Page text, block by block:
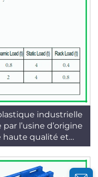
industrielle
l’usine d’origine
haute qualité et
sol, 4 directions,
/ utilisation à plat,